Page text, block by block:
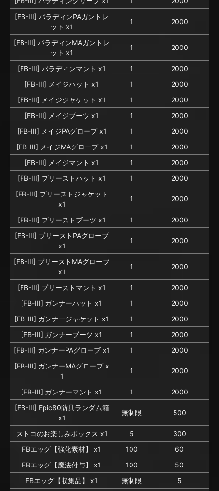
[FB-III] パラディンPAガントレ
ット x1
1 2000
[FB-III] パラディンMAガントレ
ット x1
1 2000
[FB-III] パラディンマント x1 1
2000
[FB-III] メイジハット x1
1
2000
[FB-III] メイジジャケット x1
1
2000
[FB-III] メイジブーツ x1
1
2000
[FB-III] メイジPAグローブ x1
1
2000
[FB-III] メイジMAグローブ x1
1
2000
[FB-III] メイジマント x1
1
2000
[FB-III] プリーストハット x1
1
2000
[FB-III] プリーストジャケット
x1
1 2000
[FB-III] プリーストブーツ x1 1
2000
[FB-III] プリーストPAグローブ
x1
1 2000
[FB-III] プリーストMAグローブ
x1
1 2000
[FB-III] プリーストマント x1 1
2000
[FB-III] ガンナーハット x1
1
2000
[FB-III] ガンナージャケット x1
1
2000
[FB-III] ガンナーブーツ x1
1
2000
[FB-III] ガンナーPAグローブ x1
1
2000
[FB-III] ガンナーMAグローブ x
1
1 2000
[FB-III] ガンナーマント x1 1
2000
[FB-III] Epic80防具ランダム箱
x1
無制限 500
ストコのお楽しみボックス x1 5
300
FBエッグ【強化素材】 x1
100
60
FBエッグ【魔法付与】 x1
100
50
FBエッグ【収集品】 x1
無制限
5